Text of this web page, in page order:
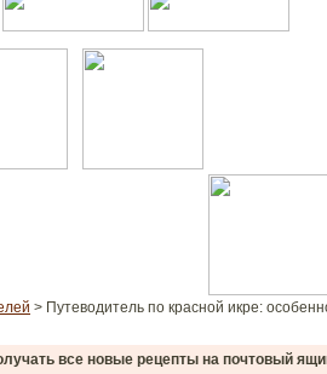
> Путеводитель по красной икре:
все новые рецепты на почтовый